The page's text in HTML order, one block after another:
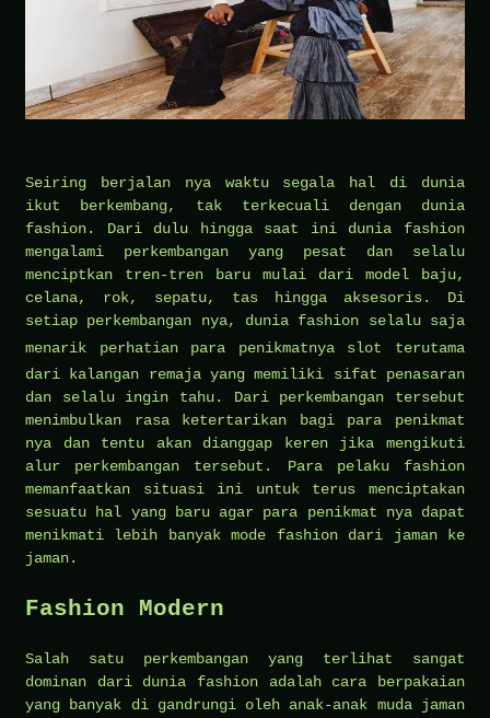
Seiring berjalan nya waktu segala hal di dunia
ikut berkembang, tak terkecuali dengan dunia
fashion. Dari dulu hingga saat ini dunia fashion
mengalami perkembangan yang pesat dan selalu
menciptkan tren-tren baru mulai dari model baju,
celana, rok, sepatu, tas hingga aksesoris. Di
setiap perkembangan nya, dunia fashion selalu saja
menarik perhatian para penikmatnya slot terutama
dari kalangan remaja yang memiliki sifat penasaran
dan selalu ingin tahu. Dari perkembangan tersebut
menimbulkan rasa ketertarikan bagi para penikmat
nya dan tentu akan dianggap keren jika mengikuti
alur perkembangan tersebut. Para pelaku fashion
memanfaatkan situasi ini untuk terus menciptakan
sesuatu hal yang baru agar para penikmat nya dapat
menikmati lebih banyak mode fashion dari jaman ke
jaman.
Fashion Modern
Salah satu perkembangan yang terlihat sangat
dominan dari dunia fashion adalah cara berpakaian
yang banyak di gandrungi oleh anak-anak muda jaman